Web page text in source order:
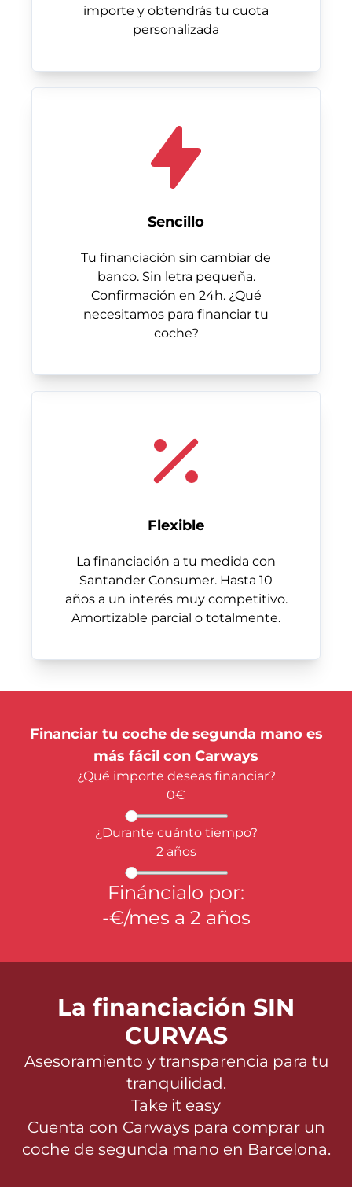
importe y obtendrás tu cuota
personalizada
Sencillo
Tu financiación sin cambiar de
banco. Sin letra pequeña.
Confirmación en 24h. ¿Qué
necesitamos para financiar tu
coche?
Flexible
La financiación a tu medida con
Santander Consumer. Hasta 10
años a un interés muy competitivo.
Amortizable parcial o totalmente.
Financiar tu coche de segunda mano es
más fácil con Carways
¿Qué importe deseas financiar?
0€
¿Durante cuánto tiempo?
2años
Fináncialo por:
-€/mes a 2 años
La financiación SIN
CURVAS
Asesoramiento y transparencia para tu
tranquilidad.
Take it easy
Cuenta con Carways para comprar un
coche de segunda mano en Barcelona.